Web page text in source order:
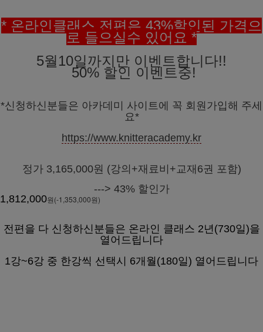
* 온라인클래스 전편은 43%할인된 가격으
로 들으실수 있어요 *
5월10일까지만 이벤트합니다!!
50% 할인 이벤트중!
*신청하신분들은 아카데미 사이트에 꼭 회원가입해 주세
요*
https://www.knitteracademy.kr
정가 3,165,000원 (강의+재료비+교재6권 포함)
---> 43% 할인가
1,812,000원(-1,353,000원)
전편을 다 신청하신분들은 온라인 클래스 2년(730일)을
열어드립니다
1강~6강 중 한강씩 선택시 6개월(180일) 열어드립니다